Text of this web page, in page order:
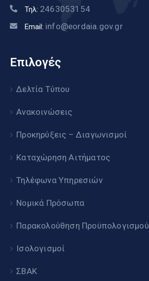
Τηλ: 2463053154
Email: info@eordaia.gov.gr
Επιλογές
Δελτία Τύπου
Ανακοινώσεις
Προκηρύξεις – Διαγωνισμοί
Καταχώρηση Αιτήματος
Τηλέφωνα Υπηρεσιών
Νομικά Πρόσωπα
Παρακολούθηση Προϋπολογισμού
Ισολογισμοί
ΣΒΑΚ